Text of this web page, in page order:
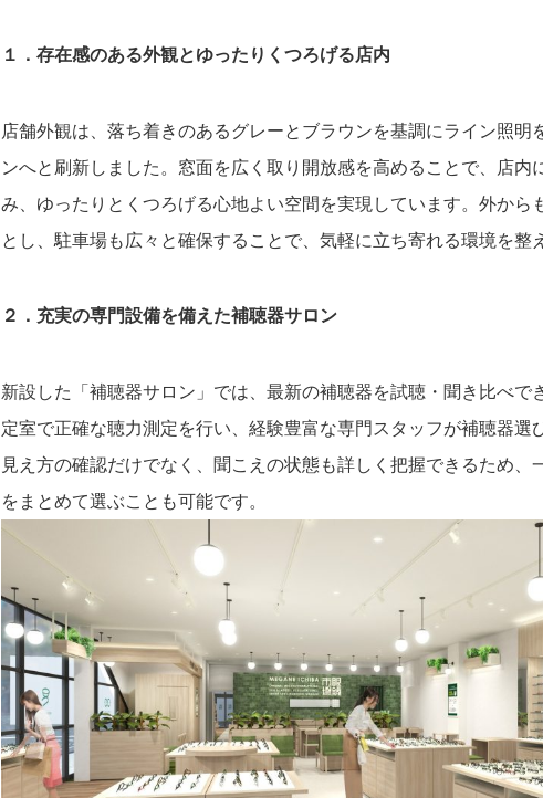
１． 存在感のある外観とゆったりくつろげる店内
店舗外観は、落ち着きのあるグレーとブラウンを基調にライン照明
ンへと刷新しました。窓面を広く取り開放感を高めることで、店内
み、ゆったりとくつろげる心地よい空間を実現しています。外から
とし、駐車場も広々と確保することで、気軽に立ち寄れる環境を整
２． 充実の専門設備を備えた補聴器サロン
新設した「補聴器サロン」では、最新の補聴器を試聴・聞き比べで
定室で正確な聴力測定を行い、経験豊富な専門スタッフが補聴器選
見え方の確認だけでなく、聞こえの状態も詳しく把握できるため、
をまとめて選ぶことも可能です。